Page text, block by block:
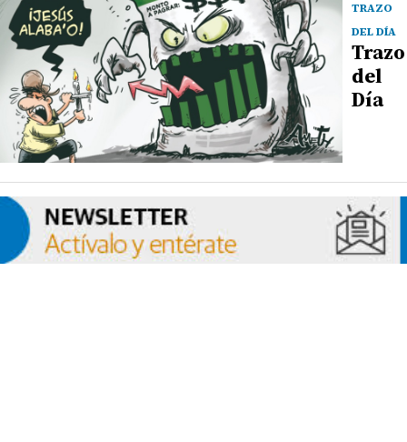
TRAZO
DEL DÍA
Trazo
del
Día